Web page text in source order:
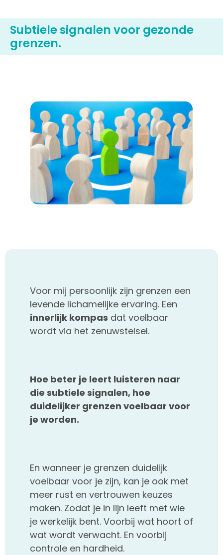
Subtiele signalen voor gezonde
grenzen.
Voor mij persoonlijk zijn grenzen een
levende lichamelijke ervaring. Een
innerlijk kompas dat voelbaar
wordt via het zenuwstelsel.
Hoe beter je leert luisteren naar
die subtiele signalen, hoe
duidelijker grenzen voelbaar voor
je worden.
En wanneer je grenzen duidelijk
voelbaar voor je zijn, kan je ook met
meer rust en vertrouwen keuzes
maken. Zodat je in lijn leeft met wie
je werkelijk bent. Voorbij wat hoort of
wat wordt verwacht. En voorbij
controle en hardheid.